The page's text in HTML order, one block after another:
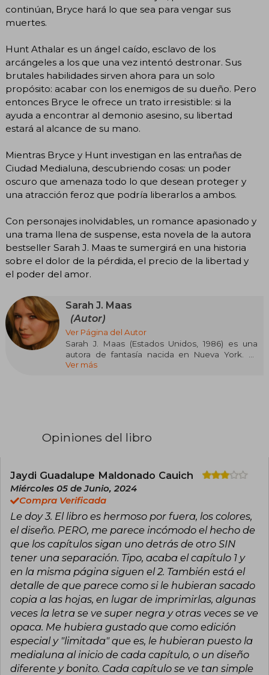
continúan, Bryce hará lo que sea para vengar sus
muertes.
Hunt Athalar es un ángel caído, esclavo de los
arcángeles a los que una vez intentó destronar. Sus
brutales habilidades sirven ahora para un solo
propósito: acabar con los enemigos de su dueño. Pero
entonces Bryce le ofrece un trato irresistible: si la
ayuda a encontrar al demonio asesino, su libertad
estará al alcance de su mano.
Mientras Bryce y Hunt investigan en las entrañas de
Ciudad Medialuna, descubriendo cosas: un poder
oscuro que amenaza todo lo que desean proteger y
una atracción feroz que podría liberarlos a ambos.
Con personajes inolvidables, un romance apasionado y
una trama llena de suspense, esta novela de la autora
bestseller Sarah J. Maas te sumergirá en una historia
sobre el dolor de la pérdida, el precio de la libertad y
el poder del amor.
Sarah J. Maas
(Autor)
Ver Página del Autor
Sarah J. Maas (Estados Unidos, 1986) es una
autora de fantasía nacida en Nueva York. Es
conocida por la serie Throne of Glass, iniciada
capacidad de crear mundos complejos y
contribución al género de fantasía juvenil.
Neoyorquina de nacimiento, en la actualidad
vive en Pensilvania con su marido y su perro, y
cuenta con una comunidad de más de treinta
mil seguidores en Twitter y Facebook.
Ver más
Opiniones del libro
Jaydi Guadalupe Maldonado Cauich
Miércoles 05 de Junio, 2024
Compra Verificada
Le doy 3. El libro es hermoso por fuera, los colores,
el diseño. PERO, me parece incómodo el hecho de
que los capítulos sigan uno detrás de otro SIN
tener una separación. Tipo, acaba el capítulo 1 y
en la misma página siguen el 2. También está el
detalle de que parece como si le hubieran sacado
copia a las hojas, en lugar de imprimirlas, algunas
veces la letra se ve super negra y otras veces se ve
opaca. Me hubiera gustado que como edición
especial y "limitada" que es, le hubieran puesto la
medialuna al inicio de cada capítulo, o un diseño
diferente y bonito. Cada capítulo se ve tan simple